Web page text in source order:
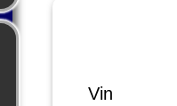
Vin